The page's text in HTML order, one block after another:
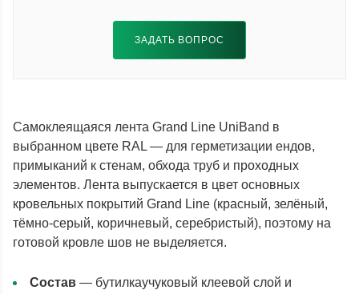
ЗАДАТЬ ВОПРОС
Самоклеящаяся лента Grand Line UniBand в
выбранном цвете RAL — для герметизации ендов,
примыканий к стенам, обхода труб и проходных
элементов. Лента выпускается в цвет основных
кровельных покрытий Grand Line (красный, зелёный,
тёмно-серый, коричневый, серебристый), поэтому на
готовой кровле шов не выделяется.
Состав — бутилкаучуковый клеевой слой и